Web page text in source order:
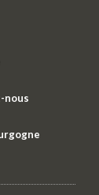
nous